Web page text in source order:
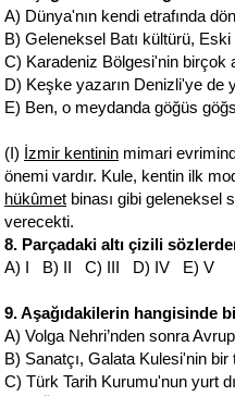
A) Dünya'nın kendi etrafında
B) Geleneksel Batı kültürü,
C) Karadeniz Bölgesi'nin birçok
D) Keşke yazarın Denizli'ye de
E) Ben, o meydanda göğüs
(I) İzmir kentinin mimari
önemi vardır. Kule, kentin ilk
hükûmet binası gibi geleneksel
verecekti.
8. Parçadaki altı çizili
A) I B) II C) III D) IV E) V
9. Aşağıdakilerin hangisinde
A) Volga Nehri’nden sonra
B) Sanatçı, Galata Kulesi'nin bir
C) Türk Tarih Kurumu'nun yurt